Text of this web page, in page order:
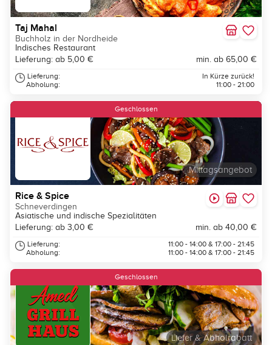
Taj Mahal
Buchholz in der Nordheide
Indisches Restaurant
Lieferung: ab 5,00 €
min. ab 65,00 €
Lieferung:
Abholung:
In Kürze zurück!
11:00 - 21:00
Mittagsangebot
Geschlossen
Rice & Spice
Schneverdingen
Asiatische und indische Spezialitäten
Lieferung: ab 3,00 €
min. ab 40,00 €
Lieferung:
Abholung:
11:00 - 14:00 & 17:00 - 21:45
11:00 - 14:00 & 17:00 - 21:45
Liefer & Abholrabatt
Geschlossen